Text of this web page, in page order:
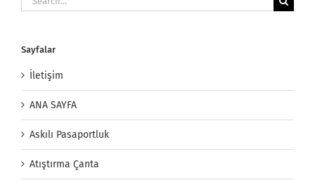
for:
Sayfalar
İletişim
ANA SAYFA
Askılı Pasaportluk
Atıştırma Çanta